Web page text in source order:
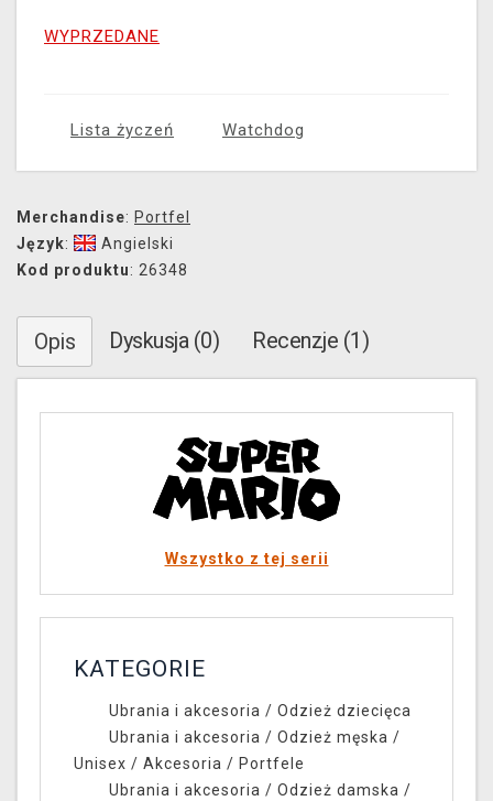
WYPRZEDANE
Lista życzeń Watchdog
Merchandise: Portfel
Język:
Angielski
Kod produktu: 26348
Opis Dyskusja (0) Recenzje (1)
Wszystko z tej serii
KATEGORIE
Ubrania i akcesoria / Odzież dziecięca
Ubrania i akcesoria / Odzież męska /
Unisex / Akcesoria / Portfele
Ubrania i akcesoria / Odzież damska /